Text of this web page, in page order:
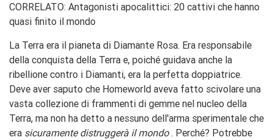
CORRELATO: Antagonisti apocalittici: 20 cattivi che hanno
quasi finito il mondo
La Terra era il pianeta di Diamante Rosa. Era responsabile
della conquista della Terra e, poiché guidava anche la
ribellione contro i Diamanti, era la perfetta doppiatrice.
Deve aver saputo che Homeworld aveva fatto scivolare una
vasta collezione di frammenti di gemme nel nucleo della
Terra, ma non ha detto a nessuno dell'arma sperimentale che
era sicuramente distruggerà il mondo. Perché? Potrebbe